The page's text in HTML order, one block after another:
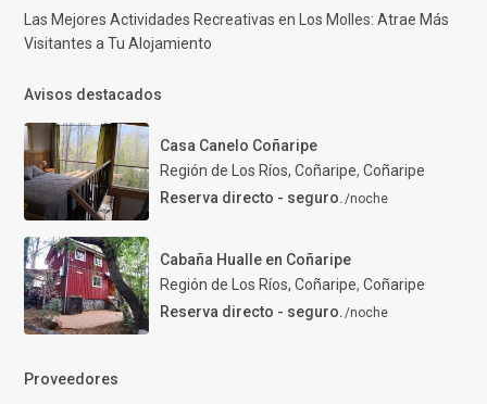
Las Mejores Actividades Recreativas en Los Molles: Atrae Más
Visitantes a Tu Alojamiento
Avisos destacados
Casa Canelo Coñaripe
Región de Los Ríos, Coñaripe, Coñaripe
Reserva directo - seguro./noche
Cabaña Hualle en Coñaripe
Región de Los Ríos, Coñaripe, Coñaripe
Reserva directo - seguro./noche
Proveedores